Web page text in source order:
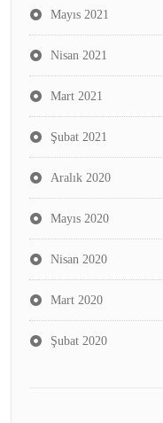
Mayıs 2021
Nisan 2021
Mart 2021
Şubat 2021
Aralık 2020
Mayıs 2020
Nisan 2020
Mart 2020
Şubat 2020